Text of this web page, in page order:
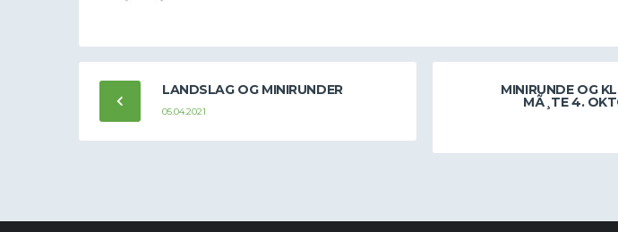
LANDSLAG OG MINIRUNDER
05.04.2021
MINIRUNDE OG
MÃ¸TE 4.